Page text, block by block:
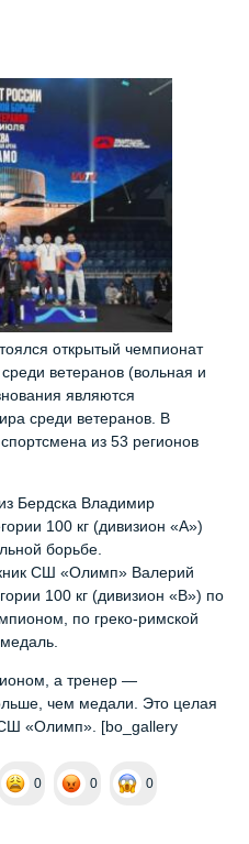
открытый чемпионат
ветеранов (вольная и
являются
среди ветеранов. В
из 53 регионов
Бердска Владимир
100 кг (дивизион «А»)
борьбе.
СШ «Олимп» Валерий
100 кг (дивизион «В») по
по греко-римской
а тренер —
чем медали. Это целая
«Олимп». [bo_gallery
0 0 0